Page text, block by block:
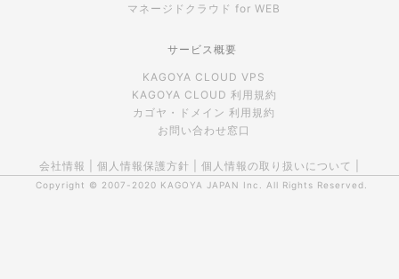
マネージドクラウド for WEB
サービス概要
KAGOYA CLOUD VPS
KAGOYA CLOUD 利用規約
カゴヤ・ドメイン 利用規約
お問い合わせ窓口
会社情報 個人情報保護方針 個人情報の取り扱いについて
Copyright © 2007-2020 KAGOYA JAPAN Inc. All Rights Reserved.